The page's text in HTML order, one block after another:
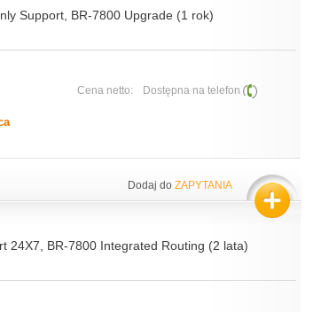
Support, BR-7800 Upgrade (1 rok)
Cena netto: Dostępna na telefon
Dodaj do ZAPYTANIA
24X7, BR-7800 Integrated Routing (2 lata)